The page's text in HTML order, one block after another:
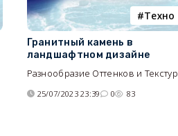
Tехно
Гранитный камень в
ландшафтном дизайне
Разнообразие Оттенков и Текстур
25/07/2023 23:39 0 83